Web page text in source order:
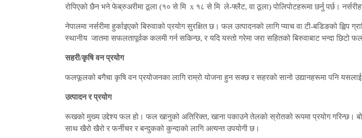
रोपिएको छैन भने फेब्रुअरीमा ठूला (१० से मि x १८ से मि ले-फ्लैट, वा ठूला) पोलिपोटहरूमा छर्नु पर्छ।
नेपालमा नर्सरीमा हुर्काइएको बिरुवाको प्रयोग सुरक्षित छ। फल उत्पादनको लागि प्याच वा टी-बडिङको
स्थानीय जातमा सफलतापूर्वक कलमी गर्न सकिन्छ, र यदि यस्तो गरेमा जरा सहितको बिरुवाबाट भन्दा छिटो
सहरी/कृषि वन प्रयोग
फलफूलको बगैचा कृषि वन प्रयोजनका लागि राम्रो योजना हुन सक्छ र सहरको सानो उद्यानहरूमा पनि
उत्पादन र प्रयोग
रूखको मुख्य उद्देश्य फल हो। फल खानुको अतिरिक्त, खाना पकाउने तेलको स्रोतको रूपमा प्रयोग गरिन्छ।
साथ खैरो खैरो र फर्नीचर र बन्दुकको कुन्दाको लागि अत्यन्त उपयोगी छ।